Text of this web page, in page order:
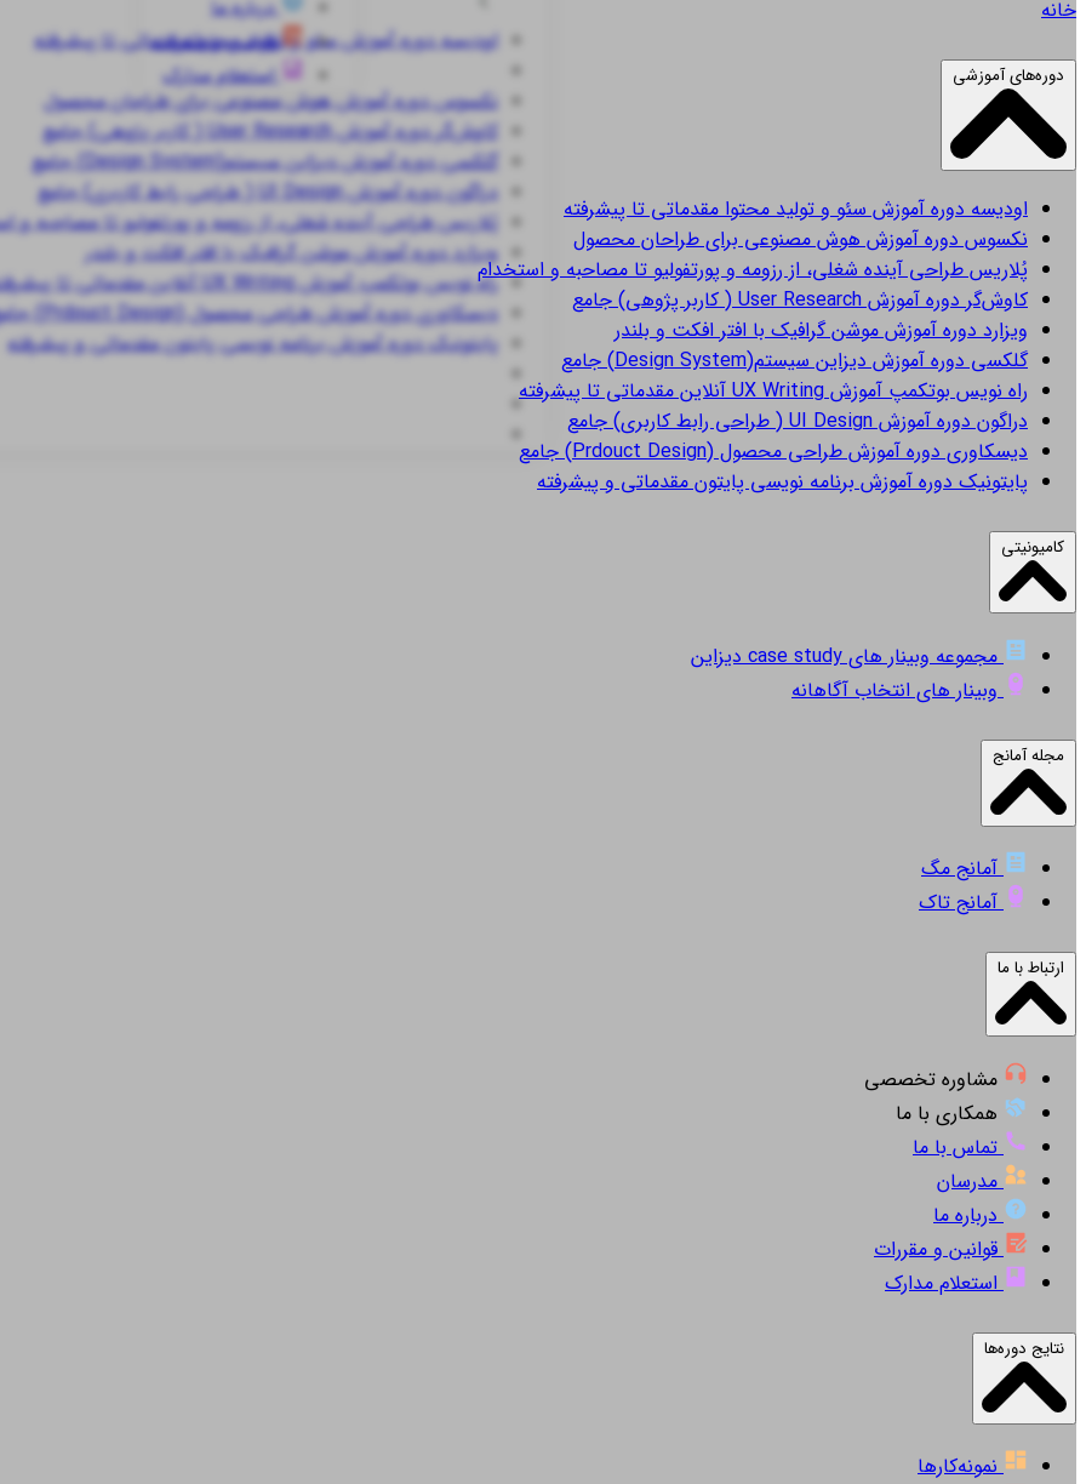
اودیسهدوره آموزش سئو و تولید محتوا مقدماتی تا پیشرفته
نکسوسدوره آموزش هوش مصنوعی برای طراحان محصول
کاوش‌گردوره آموزش User Research ( کاربر پژوهی) جامع
گلکسیدوره آموزش دیزاین سیستم(Design System) جامع
دراگوندوره آموزش UI Design ( طراحی رابط کاربری) جامع
پُلاریسطراحی آینده شغلی، از رزومه و پورتفولیو تا مصاحبه و
ویزارددوره آموزش موشن گرافیک با افتر افکت و بلندر
راه نویسبوتکمپ آموزش UX Writing آنلاین مقدماتی تا پیشرفته
دیسکاوریدوره آموزش طراحی محصول (Prdouct Design) جامع
پایتونیکدوره آموزش برنامه نویسی پایتون مقدماتی و پیشرفته
درباره ما
قوانین و مقررات
استعلام مدارک
خانه
دوره‌های آموزشی
اودیسهدوره آموزش سئو و تولید محتوا مقدماتی تا پیشرفته
نکسوسدوره آموزش هوش مصنوعی برای طراحان محصول
پُلاریسطراحی آینده شغلی، از رزومه و پورتفولیو تا مصاحبه و استخدام
کاوش‌گردوره آموزش User Research ( کاربر پژوهی) جامع
ویزارددوره آموزش موشن گرافیک با افتر افکت و بلندر
گلکسیدوره آموزش دیزاین سیستم(Design System) جامع
راه نویسبوتکمپ آموزش UX Writing آنلاین مقدماتی تا پیشرفته
دراگوندوره آموزش UI Design ( طراحی رابط کاربری) جامع
دیسکاوریدوره آموزش طراحی محصول (Prdouct Design) جامع
پایتونیکدوره آموزش برنامه نویسی پایتون مقدماتی و پیشرفته
کامیونیتی
مجموعه وبینار های case study دیزاین
وبینار های انتخاب آگاهانه
مجله آمانج
آمانج مگ
آمانج تاک
ارتباط با ما
مشاوره تخصصی
همکاری با ما
تماس با ما
مدرسان
درباره ما
قوانین و مقررات
استعلام مدارک
نتایج دوره‌ها
نمونه‌کارها